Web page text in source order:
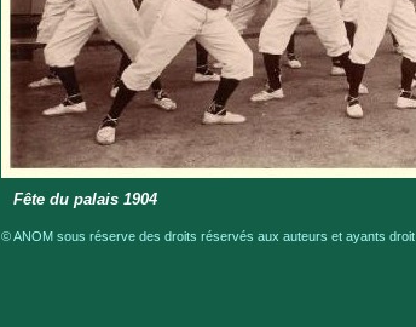
Fête du palais 1904
© ANOM sous réserve des droits réservés aux auteurs et ayants droit